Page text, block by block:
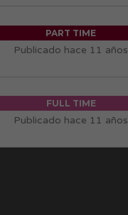
PART TIME
Publicado hace 11 años
FULL TIME
Publicado hace 11 años